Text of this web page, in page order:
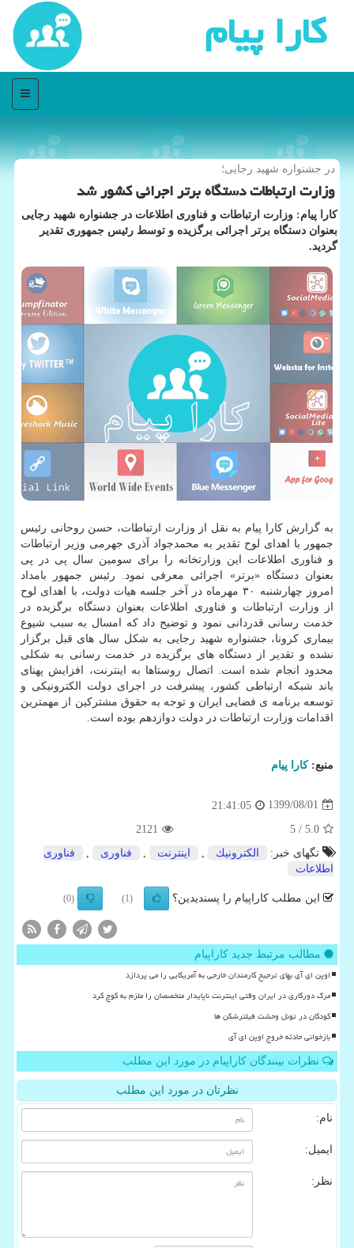
كارا پیام
منو
در جشنواره شهید رجایی؛
وزارت ارتباطات دستگاه برتر اجرائی كشور شد
كارا پیام: وزارت ارتباطات و فناوری اطلاعات در جشنواره شهید رجایی
بعنوان دستگاه برتر اجرائی برگزیده و توسط رئیس جمهوری تقدیر
گردید.
به گزارش کارا پیام به نقل از وزارت ارتباطات، حسن روحانی رئیس
جمهور با اهدای لوح تقدیر به محمدجواد آذری جهرمی وزیر ارتباطات
و فناوری اطلاعات این وزارتخانه را برای سومین سال پی در پی
بعنوان دستگاه «برتر» اجرائی معرفی نمود. رئیس جمهور بامداد
امروز چهارشنبه ۳۰ مهرماه در آخر جلسه هیات دولت، با اهدای لوح
از وزارت ارتباطات و فناوری اطلاعات بعنوان دستگاه برگزیده در
خدمت رسانی قدردانی نمود و توضیح داد که امسال به سبب شیوع
بیماری کرونا، جشنواره شهید رجایی به شکل سال های قبل برگزار
نشده و تقدیر از دستگاه های برگزیده در خدمت رسانی به شکلی
محدود انجام شده است. اتصال روستاها به اینترنت، افزایش پهنای
باند شبکه ارتباطی کشور، پیشرفت در اجرای دولت الکترونیکی و
توسعه برنامه ی فضایی ایران و توجه به حقوق مشترکین از مهمترین
اقدامات وزارت ارتباطات در دولت دوازدهم بوده است.
منبع:كارا پیام
1399/08/01
21:41:05
5.0
/ 5
2121
تگهای خبر:
الكترونیك اینترنت فناوری
فناوری
اطلاعات
این مطلب کاراپیام را پسندیدین؟ (1)
(0)
مطالب مرتبط جدید کاراپیام
اوپن ای آی بهای ترجیح کارمندان خارجی به آمریکایی را می پردازد
مرگ دورکاری در ایران وقتی اینترنت ناپایدار متخصصان را ملزم به کوچ کرد
کودکان در تونل وحشت فیلترشکن ها
بازخوانی حادثه خروج اوپن ای آی
نظرات بینندگان کاراپیام در مورد این مطلب
نظرتان در مورد این مطلب
نام:
ایمیل:
نظر: